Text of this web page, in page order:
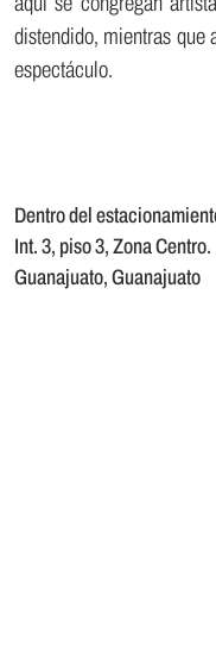
distendido, mientras que
espectáculo.
Dentro del
Int. 3, piso 3, Zona Centro.
Guanajuato, Guanajuato